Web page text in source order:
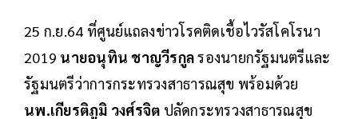
25 ก.ย.64 ที่ศูนย์แถลงข่าวโรคติดเชื้อไวรัสโคโรนา
2019 นายอนุทิน ชาญวีรกูลรองนายกรัฐมนตรีและ
รัฐมนตรีว่าการกระทรวงสาธารณสุข พร้อมด้วย
นพ.เกียรติภูมิ วงศ์รจิต ปลัดกระทรวงสาธารณสุข